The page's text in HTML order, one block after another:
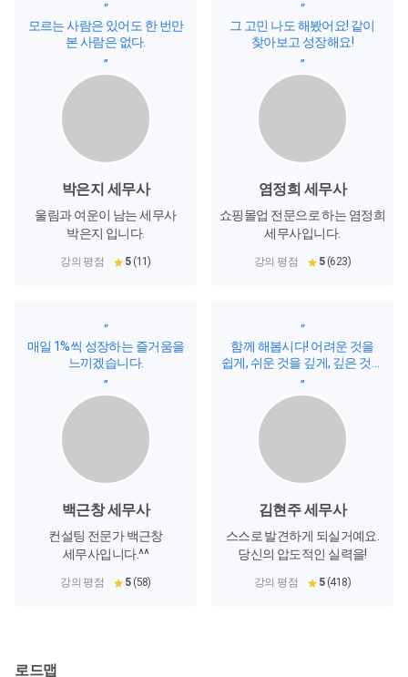
“
모르는 사람은 있어도 한 번만
본 사람은 없다.
”
박은지 세무사
울림과 여운이 남는 세무사
박은지 입니다.
강의 평점 5 (11)
“
그 고민 나도 해봤어요! 같이
찾아보고 성장해요!
”
염정희 세무사
쇼핑몰업 전문으로 하는 염정희
세무사입니다.
강의 평점 5 (623)
“
매일 1%씩 성장하는 즐거움을
느끼겠습니다.
”
백근창 세무사
컨설팅 전문가 백근창
세무사입니다.^^
강의 평점 5 (58)
“
함께 해봅시다! 어려운 것을
쉽게, 쉬운 것을 깊게, 깊은 것을
유쾌하게
”
김현주 세무사
스스로 발견하게 되실거예요.
당신의 압도적인 실력을!
강의 평점 5 (418)
로드맵